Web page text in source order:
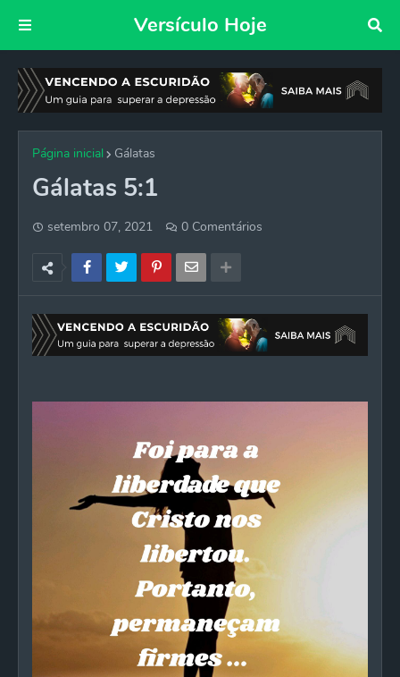
Versículo Hoje
Página inicial Gálatas
Gálatas 5:1
setembro 07, 2021 0 Comentários